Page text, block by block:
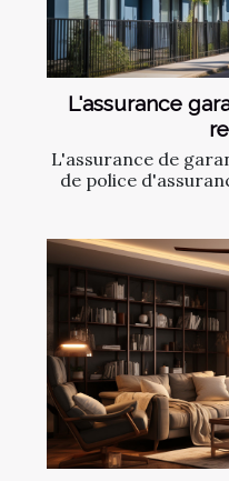
L'assurance
L'assurance de
de police